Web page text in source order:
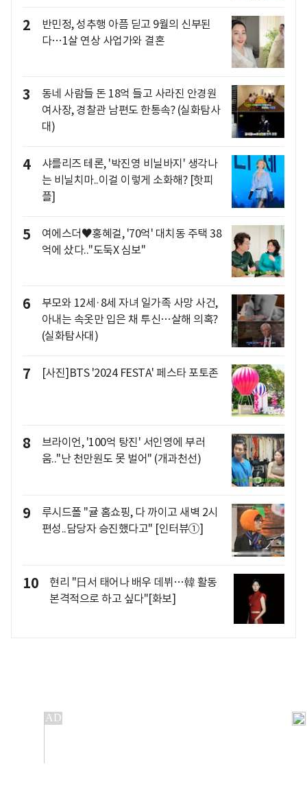
2
반민정, 성추행 아픔 딛고 9월의 신부된
다…1살 연상 사업가와 결혼
3
동네 사람들 돈 18억 들고 사라진 안경원
여사장, 경찰관 남편도 한통속? (실화탐사
대)
4
샤를리즈 테론, '박진영 비닐바지' 생각나
는 비닐치마..이걸 이렇게 소화해? [핫피
플]
5
여에스더♥홍혜걸, '70억' 대치동 주택 38
억에 샀다.."도둑X 심보"
6
부모와 12세·8세 자녀 일가족 사망 사건,
아내는 속옷만 입은 채 투신…살해 의혹?
(실화탐사대)
7 [사진]BTS '2024 FESTA' 페스타 포토존
8
브라이언, '100억 탕진' 서인영에 부러
움.."난 천만원도 못 벌어" (개과천선)
9
루시드폴 "귤 홈쇼핑, 다 까이고 새벽 2시
편성..담당자 승진했다고" [인터뷰①]
10
현리 "日서 태어나 배우 데뷔…韓 활동
본격적으로 하고 싶다"[화보]